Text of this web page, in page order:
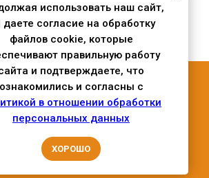
использовать наш сайт,
даете согласие на обработку
файлов cookie, которые
правильную работу
и подтверждаете, что
ознакомились и согласны с
в отношении обработки
персональных данных
ХОРОШО